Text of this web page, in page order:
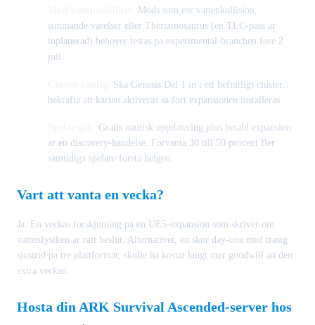
Mods som ror vattenkollision,
simmande varelser eller Therizinosaurus (en TLC-pass ar
inplanerad) behover testas pa experimental-branchen fore 2
juli.
Ska Genesis Del 1 in i ett befintligt cluster,
bekrafta att kartan aktiveras sa fort expansionen installeras.
Gratis nautisk uppdatering plus betald expansion
ar en discovery-handelse. Forvanta 30 till 50 procent fler
samtidiga spelare forsta helgen.
Vart att vanta en vecka?
Ja. En veckas forskjutning pa en UE5-expansion som skriver om
vattenfysiken ar ratt beslut. Alternativet, en skor day-one med trasig
sjostrid pa tre plattformar, skulle ha kostat langt mer goodwill an den
extra veckan.
Hosta din ARK Survival Ascended-server hos